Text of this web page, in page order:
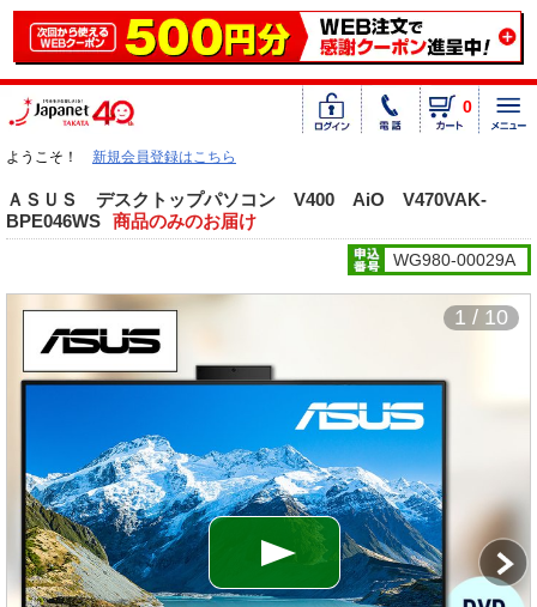
0
ようこそ！ 新規会員登録はこちら
ＡＳＵＳ デスクトップパソコン V400 AiO V470VAK-
BPE046WS 商品のみのお届け
WG980-00029A
1 / 10